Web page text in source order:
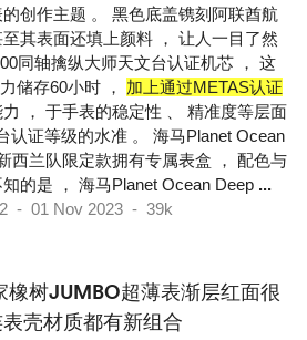
创作主题 。 黑色底盖镌刻阿联酋航
其表面还填上颜料 ， 让人一目了然
同轴擒纵大师天文台认证机芯 ， 这
储存60小时 ， 加上通过METAS认证
力 ， 于手表的稳定性 、 精准度等层面
认证等级的水准 。 海马Planet Ocean
西兰队限定款拥有专属表盒 ， 配色与
的是 ， 海马Planet Ocean Deep ...
- 01 Nov 2023 - 39k
橡树JUMBO超薄表渐层红面很
壳材质都有新组合